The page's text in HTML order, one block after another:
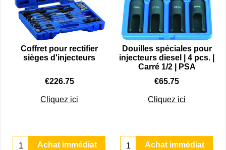
Coffret pour rectifier
sièges d'injecteurs
€226.75
Cliquez ici
Achat immédiat
Douilles spéciales pour
injecteurs diesel | 4 pcs. |
Carré 1/2 | PSA
€65.75
Cliquez ici
Achat immédiat